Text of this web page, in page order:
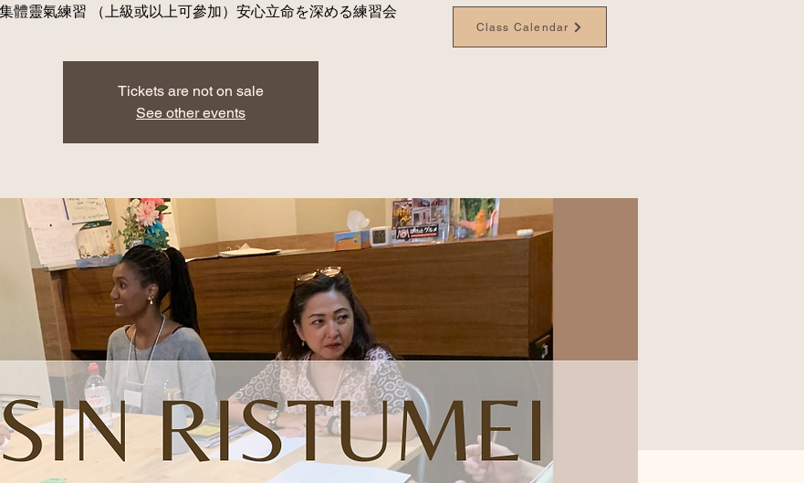
體靈氣練習 （上級或以上可參加）安心立命を深める練習会
Tickets are not on sale
See other events
Class Calendar